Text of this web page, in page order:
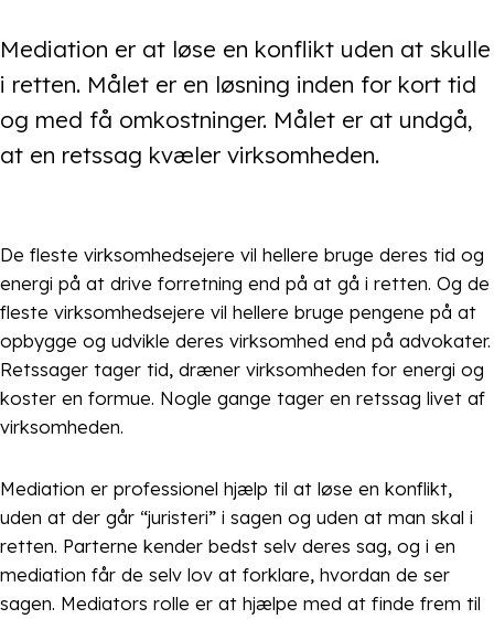
Mediation er at løse en konflikt uden at skulle
i retten. Målet er en løsning inden for kort tid
og med få omkostninger. Målet er at undgå,
at en retssag kvæler virksomheden.
De fleste virksomhedsejere vil hellere bruge deres tid og
energi på at drive forretning end på at gå i retten. Og de
fleste virksomhedsejere vil hellere bruge pengene på at
opbygge og udvikle deres virksomhed end på advokater.
Retssager tager tid, dræner virksomheden for energi og
koster en formue. Nogle gange tager en retssag livet af
virksomheden.
Mediation er professionel hjælp til at løse en konflikt,
uden at der går “juristeri” i sagen og uden at man skal i
retten. Parterne kender bedst selv deres sag, og i en
mediation får de selv lov at forklare, hvordan de ser
sagen. Mediators rolle er at hjælpe med at finde frem til